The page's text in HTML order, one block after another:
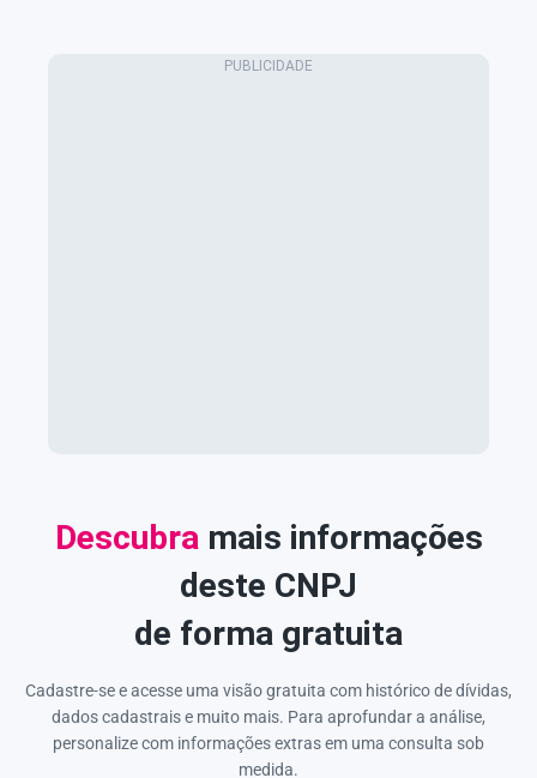
Descubramais informações
deste CNPJ
de forma gratuita
Cadastre-se e acesse uma visão gratuita com histórico de dívidas,
dados cadastrais e muito mais. Para aprofundar a análise,
personalize com informações extras em uma consulta sob
medida.